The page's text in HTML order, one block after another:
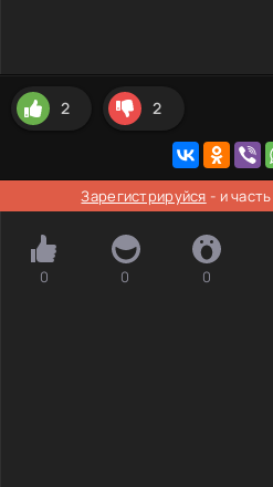
2 2
Зарегистрируйся - и
0 0 0